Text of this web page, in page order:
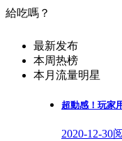
給吃嗎？
最新发布
本周热榜
本月流量明星
超動感！玩家
2020-12-30